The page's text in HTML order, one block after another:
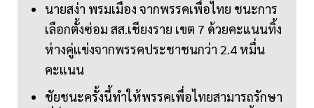
นายสง่า พรมเมือง จากพรรคเพื่อไทย ชนะการ
เลือกตั้งซ่อม สส.เชียงราย เขต 7 ด้วยคะแนนทิ้ง
ห่างคู่แข่งจากพรรคประชาชนกว่า 2.4 หมื่น
คะแนน
ชัยชนะครั้งนี้ทำให้พรรคเพื่อไทยสามารถรักษา